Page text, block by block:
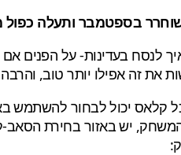
איך לנסח בעדינות- על
זה אפילו יותר טוב, והרבה
יש באזור בחירת